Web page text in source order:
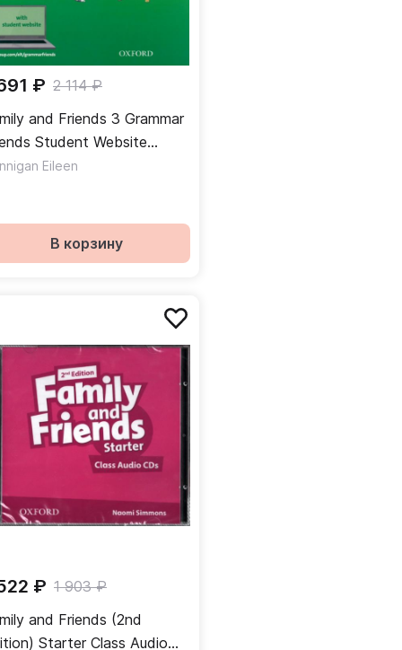
₽ 2 114 ₽
and Friends 3 Grammar
Website
Eileen
В корзину
₽ 1 903 ₽
and Friends (2nd
Starter Class Audio